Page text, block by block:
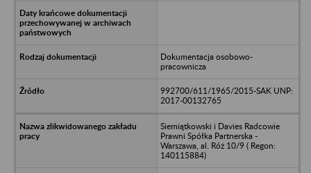
Dokumentacja osobowo-
pracownicza
992700/611/1965/2015-SAK UNP:
2017-00132765
Siemiątkowski i Davies Radcowie
Prawni Spółka Partnerska -
Warszawa, al. Róż 10/9 ( Regon:
140115884)